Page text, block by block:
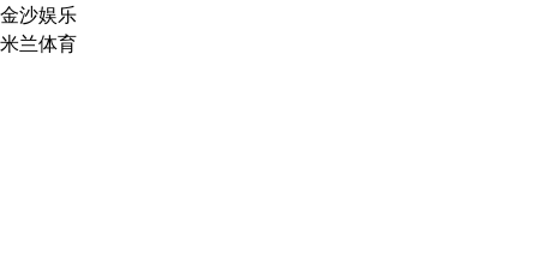
金沙娱乐
米兰体育